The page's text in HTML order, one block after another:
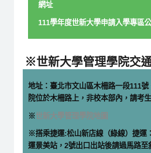
網址
111學年度世新大學申請入學專區
※世新大學管理學院交
地址：臺北市文山區木柵路一段111號
院位於木柵路上，非校本部內，請考
※世新大學管理學院地圖
※搭乘捷運:松山新店線（綠線）捷運
運景美站，2號出口出站後請過馬路至